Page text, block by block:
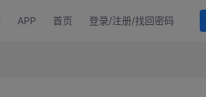
APP 首页 登录/注册/找回密码